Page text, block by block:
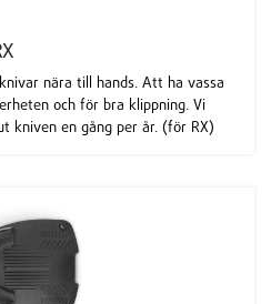
nära till hands. Att ha vassa
och för bra klippning. Vi
kniven en gång per år. (för RX)